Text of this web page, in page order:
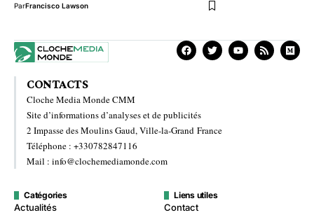
ParFrancisco Lawson
CONTACTS
Cloche Media Monde CMM
Site d’informations d’analyses et de publicités
2 Impasse des Moulins Gaud, Ville-la-Grand France
Téléphone : +330782847116
Mail : info@clochemediamonde.com
Catégories
Actualités
Liens utiles
Contact